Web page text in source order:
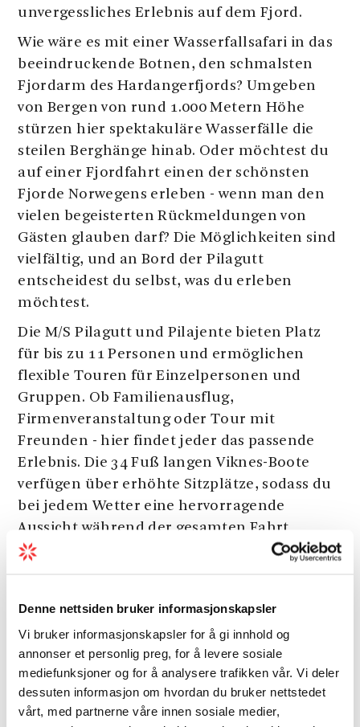
Denne nettsiden bruker informasjonskapsler
Vi bruker informasjonskapsler for å gi innhold og
annonser et personlig preg, for å levere sosiale
mediefunksjoner og for å analysere trafikken vår. Vi deler
dessuten informasjon om hvordan du bruker nettstedet
vårt, med partnerne våre innen sosiale medier,
unvergessliches Erlebnis auf dem Fjord.
Wie wäre es mit einer Wasserfallsafari in das
beeindruckende Botnen, den schmalsten
Fjordarm des Hardangerfjords? Umgeben
von Bergen von rund 1.000 Metern Höhe
stürzen hier spektakuläre Wasserfälle die
steilen Berghänge hinab. Oder möchtest du
auf einer Fjordfahrt einen der schönsten
Fjorde Norwegens erleben - wenn man den
vielen begeisterten Rückmeldungen von
Gästen glauben darf? Die Möglichkeiten sind
vielfältig, und an Bord der Pilagutt
entscheidest du selbst, was du erleben
möchtest.
Die M/S Pilagutt und Pilajente bieten Platz
für bis zu 11 Personen und ermöglichen
flexible Touren für Einzelpersonen und
Gruppen. Ob Familienausflug,
Firmenveranstaltung oder Tour mit
Freunden - hier findet jeder das passende
Erlebnis. Die 34 Fuß langen Viknes-Boote
verfügen über erhöhte Sitzplätze, sodass du
bei jedem Wetter eine hervorragende
Aussicht während der gesamten Fahrt
genießen kannst. Zudem gibt es sowohl
abschrecken! An Regentagen zeigen sich die
Wasserfälle oft von ihrer eindrucksvollsten
Seite, da die Wassermengen und die Kraft
der Natur noch spektakulärer wirken. Und
Siehe mehr
Boote